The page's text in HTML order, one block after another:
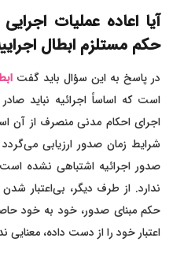
آیا اعاده عملیات
حکم مستلزم ابطال
در پاسخ به این سؤال باید گفت
اجرای احکام مدنی منصرف از آن
شرایط زمان صدور ارزیابی
صدور اجرائیه اشتباهی نشده است.
ندارد. از طرف دیگر، بی‌اعتبار
حکم مبنای صدور، خود به خود
اعتبار خود را از دست داده، معنایی